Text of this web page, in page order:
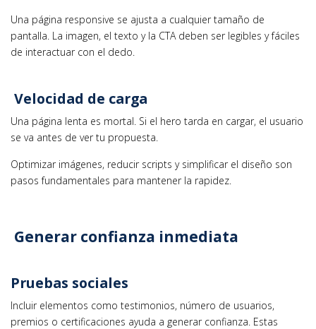
Una página responsive se ajusta a cualquier tamaño de
pantalla. La imagen, el texto y la CTA deben ser legibles y fáciles
de interactuar con el dedo.
Velocidad de carga
Una página lenta es mortal. Si el hero tarda en cargar, el usuario
se va antes de ver tu propuesta.
Optimizar imágenes, reducir scripts y simplificar el diseño son
pasos fundamentales para mantener la rapidez.
Generar confianza inmediata
Pruebas sociales
Incluir elementos como testimonios, número de usuarios,
premios o certificaciones ayuda a generar confianza. Estas